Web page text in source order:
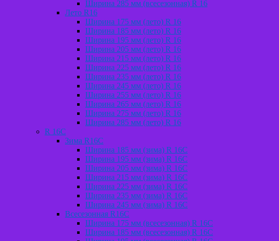
Ширина 285 мм (всесезонная) R 16
Лето R16
Ширина 175 мм (лето) R 16
Ширина 185 мм (лето) R 16
Ширина 195 мм (лето) R 16
Ширина 205 мм (лето) R 16
Ширина 215 мм (лето) R 16
Ширина 225 мм (лето) R 16
Ширина 235 мм (лето) R 16
Ширина 245 мм (лето) R 16
Ширина 255 мм (лето) R 16
Ширина 265 мм (лето) R 16
Ширина 275 мм (лето) R 16
Ширина 285 мм (лето) R 16
R 16C
Зима R16C
Ширина 185 мм (зима) R 16С
Ширина 195 мм (зима) R 16С
Ширина 205 мм (зима) R 16С
Ширина 215 мм (зима) R 16С
Ширина 225 мм (зима) R 16С
Ширина 235 мм (зима) R 16С
Ширина 245 мм (зима) R 16С
Всесезонная R16C
Ширина 175 мм (всесезонная) R 16C
Ширина 185 мм (всесезонная) R 16C